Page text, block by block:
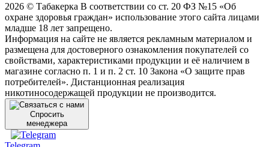
2026 © Табакерка В соответствии со ст. 20 ФЗ №15 «Об
охране здоровья граждан» использование этого сайта лицами
младше 18 лет запрещено.
Информация на сайте не является рекламным материалом и
размещена для достоверного ознакомления покупателей со
свойствами, характеристиками продукции и её наличием в
магазине согласно п. 1 и п. 2 ст. 10 Закона «О защите прав
потребителей». Дистанционная реализация
никотиносодержащей продукции не производится.
Спросить
менеджера